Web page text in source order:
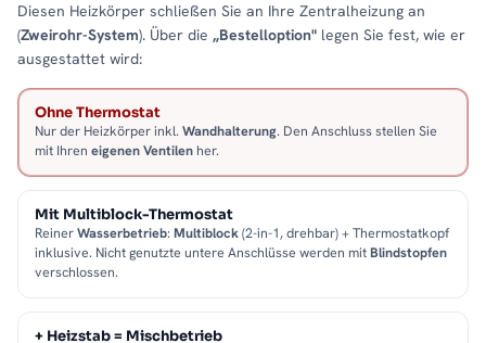
Diesen Heizkörper schließen Sie an Ihre Zentralheizung an
(Zweirohr-System). Über die „Bestelloption" legen Sie fest, wie er
ausgestattet wird:
Ohne Thermostat
Nur der Heizkörper inkl. Wandhalterung. Den Anschluss stellen Sie
mit Ihren eigenen Ventilen her.
Mit Multiblock-Thermostat
ReinerWasserbetrieb: Multiblock(2-in-1, drehbar) + Thermostatkopf
inklusive. Nicht genutzte untere Anschlüsse werden mitBlindstopfen
verschlossen.
+ Heizstab = Mischbetrieb